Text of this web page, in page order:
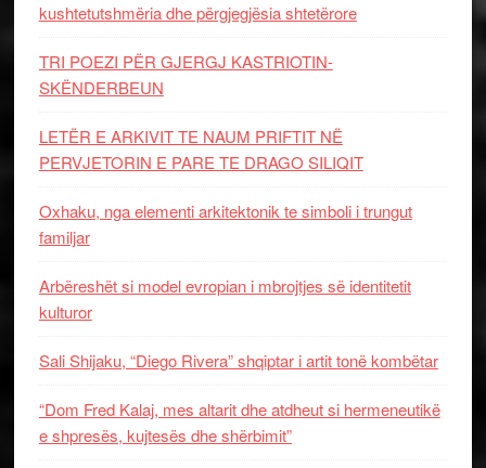
kushtetutshmëria dhe përgjegjësia shtetërore
TRI POEZI PËR GJERGJ KASTRIOTIN-
SKËNDERBEUN
LETËR E ARKIVIT TE NAUM PRIFTIT NË
PERVJETORIN E PARE TE DRAGO SILIQIT
Oxhaku, nga elementi arkitektonik te simboli i trungut
familjar
Arbëreshët si model evropian i mbrojtjes së identitetit
kulturor
Sali Shijaku, “Diego Rivera” shqiptar i artit tonë kombëtar
“Dom Fred Kalaj, mes altarit dhe atdheut si hermeneutikë
e shpresës, kujtesës dhe shërbimit”